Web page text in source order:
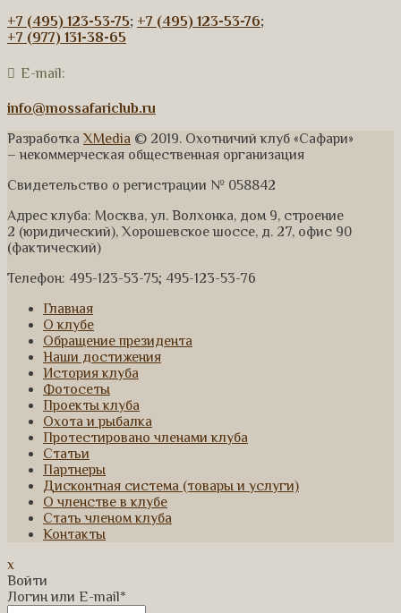
+7 (495) 123-53-75; +7 (495) 123-53-76;
+7 (977) 131-38-65
E-mail:
info@mossafariclub.ru
Разработка XMedia © 2019. Охотничий клуб «Сафари»
– некоммерческая общественная организация
Свидетельство о регистрации № 058842
Адрес клуба: Москва, ул. Волхонка, дом 9, строение
2 (юридический), Хорошевское шоссе, д. 27, офис 90
(фактический)
Телефон: 495-123-53-75; 495-123-53-76
Главная
О клубе
Обращение президента
Наши достижения
История клуба
Фотосеты
Проекты клуба
Охота и рыбалка
Протестировано членами клуба
Статьи
Партнеры
Дисконтная система (товары и услуги)
О членстве в клубе
Стать членом клуба
Контакты
x
Войти
Логин или E-mail*